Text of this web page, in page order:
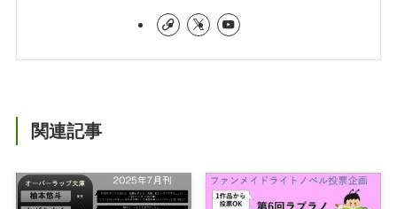
関連記事